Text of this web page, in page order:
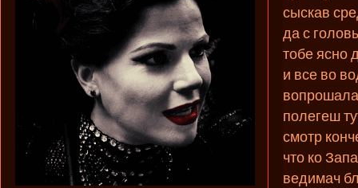
сыскав
да с
тобе ясно
и все во
полегеш
смотр
что ко
ведимач